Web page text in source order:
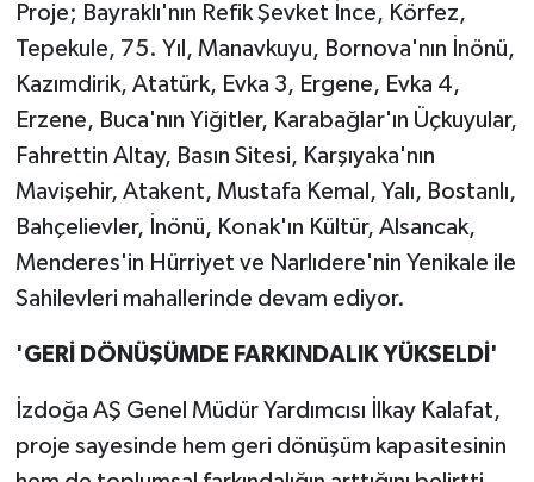
Proje; Bayraklı'nın Refik Şevket İnce, Körfez,
Tepekule, 75. Yıl, Manavkuyu, Bornova'nın İnönü,
Kazımdirik, Atatürk, Evka 3, Ergene, Evka 4,
Erzene, Buca'nın Yiğitler, Karabağlar'ın Üçkuyular,
Fahrettin Altay, Basın Sitesi, Karşıyaka'nın
Mavişehir, Atakent, Mustafa Kemal, Yalı, Bostanlı,
Bahçelievler, İnönü, Konak'ın Kültür, Alsancak,
Menderes'in Hürriyet ve Narlıdere'nin Yenikale ile
Sahilevleri mahallerinde devam ediyor.
'GERİ DÖNÜŞÜMDE FARKINDALIK YÜKSELDİ'
İzdoğa AŞ Genel Müdür Yardımcısı İlkay Kalafat,
proje sayesinde hem geri dönüşüm kapasitesinin